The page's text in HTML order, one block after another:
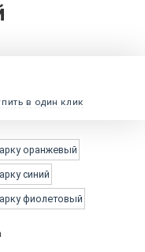
в один клик